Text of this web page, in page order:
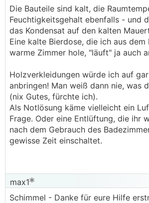
Die Bauteile sind kalt, die
Feuchtigkeitsgehalt ebenfalls - und
das Kondensat auf den kalten
Eine kalte Bierdose, die ich aus dem
warme Zimmer hole, "läuft" ja auch
Holzverkleidungen würde ich auf
anbringen! Man weiß dann nie, was
(nix Gutes, fürchte ich).
Als Notlösung käme vielleicht ein
Frage. Oder eine Entlüftung, die ihr
nach dem Gebrauch des
gewisse Zeit einschaltet.
max1
Schimmel - Danke für eure Hilfe